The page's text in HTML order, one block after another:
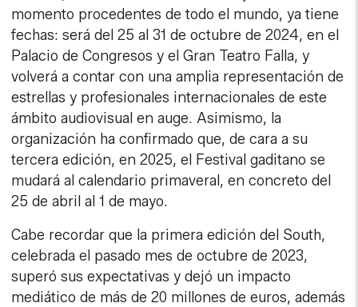
momento procedentes de todo el mundo, ya tiene
fechas: será del 25 al 31 de octubre de 2024, en el
Palacio de Congresos y el Gran Teatro Falla, y
volverá a contar con una amplia representación de
estrellas y profesionales internacionales de este
ámbito audiovisual en auge. Asimismo, la
organización ha confirmado que, de cara a su
tercera edición, en 2025, el Festival gaditano se
mudará al calendario primaveral, en concreto del
25 de abril al 1 de mayo.
Cabe recordar que la primera edición del South,
celebrada el pasado mes de octubre de 2023,
superó sus expectativas y dejó un impacto
mediático de más de 20 millones de euros, además